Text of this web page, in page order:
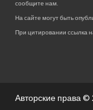
сообщите нам.
На сайте могут быть
При цитировании ссылка
Авторские права ©